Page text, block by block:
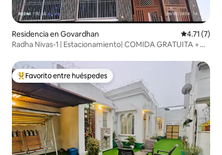
Residencia en Govardhan Calificación
4.71 (7)
Radha Nivas-1 | Estacionamiento| COMIDA GRATUITA +
De los mejores en Favorito entre huéspedes
Favorito entre huéspedes